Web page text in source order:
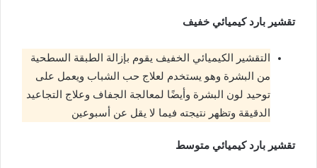
تقشير بارد كيميائي خفيف
التقشير الكيميائي الخفيف يقوم بإزالة الطبقة السطحية
من البشرة وهو يستخدم لعلاج حب الشباب ويعمل على
توحيد لون البشرة وأيضًا لمعالجة الجفاف وعلاج التجاعيد
الدقيقة وتظهر نتيجته فيما لا يقل عن أسبوعين
تقشير بارد كيميائي متوسط